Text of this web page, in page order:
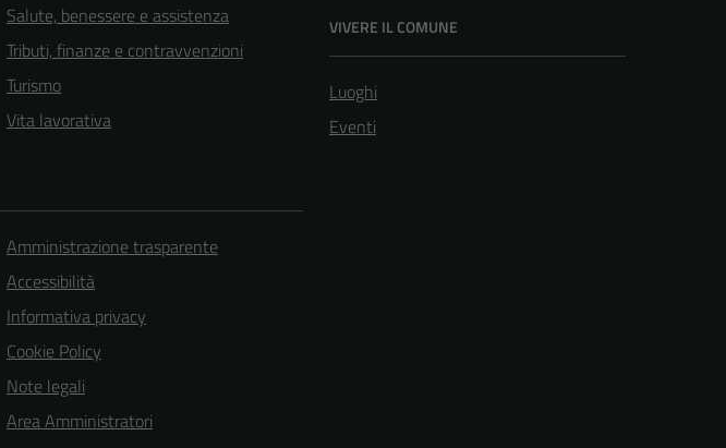
Salute, benessere e assistenza
Tributi, finanze e contravvenzioni
Turismo
Vita lavorativa
VIVERE IL COMUNE
Luoghi
Eventi
Amministrazione trasparente
Accessibilità
Informativa privacy
Cookie Policy
Note legali
Area Amministratori
Tecnici
Questi cookie